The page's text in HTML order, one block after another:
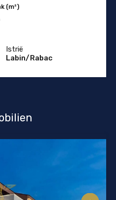
(m²)
Istrië
Labin/Rabac